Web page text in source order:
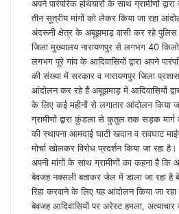
अपने पारंपरिक हथियारों के साथ ग्रामीणों
तीन सूत्रीय मांगों को लेकर किया जा रहा
अंदरूनी क्षेत्र के अबूझमाड़ वासी कर रहे पुलिस
जिला मुख्यालय नारायणपुर से लगभग 40
लगभग पूरे गांव के आदिवासियों द्वारा अपने
की संख्या में सरकार व नारायणपुर जिला
आंदोलन कर रहे हैं अबूझमाड़ में आदिवासियों
के लिए कई महीनों से लगातार आंदोलन किया
ग्रामीणों द्वारा कुंडला से कुतुल तक सड़क
की स्थापना आमदाई घाटी खदान व रावघाट
मोर्चा खोलकर विरोध प्रदर्शन किया जा रहा है।
अपनी मांगों के साथ ग्रामीणों का कहना है कि
बेवजह नक्सली बताकर जेल में डाला जा रहा
रिहा करवाने के लिए यह आंदोलन किया जा रहा
बेवजह आदिवासियों पर अरेस्ट हमला,